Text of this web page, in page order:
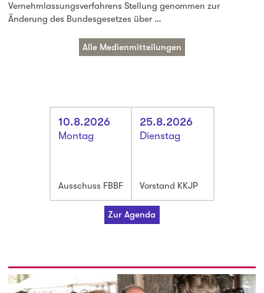
Vernehmlassungsverfahrens Stellung genommen zur
Änderung des Bundesgesetzes über …
Alle Medienmitteilungen
10.8.2026
Montag
Ausschuss FBBF
25.8.2026
Dienstag
Vorstand KKJP
Zur Agenda